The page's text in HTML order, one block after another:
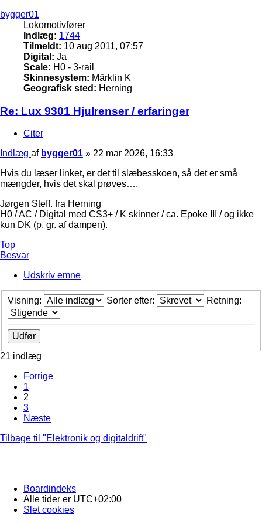
bygger01
Lokomotivfører
Indlæg: 1744
Tilmeldt: 10 aug 2011, 07:57
Digital: Ja
Scale: H0 - 3-rail
Skinnesystem: Märklin K
Geografisk sted: Herning
Re: Lux 9301 Hjulrenser / erfaringer
Citer
Indlæg af bygger01 » 22 mar 2026, 16:33
Hvis du læser linket, er det til slæbesskoen, så det er små
mængder, hvis det skal prøves….
Jørgen Steff. fra Herning
H0 / AC / Digital med CS3+ / K skinner / ca. Epoke III / og ikke
kun DK (p. gr. af dampen).
Top
Besvar
Udskriv emne
Visning: Sorter efter: Retning:
21 indlæg
Forrige
1
2
3
Næste
Tilbage til "Elektronik og digitaldrift"
Boardindeks
Alle tider er UTC+02:00
Slet cookies